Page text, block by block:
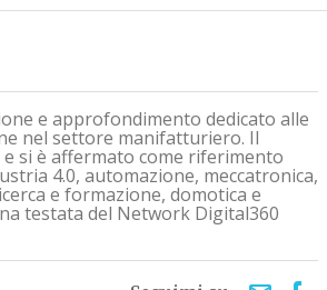
e approfondimento dedicato alle
nel settore manifatturiero. Il
si è affermato come riferimento
4.0, automazione, meccatronica,
e formazione, domotica e
testata del Network Digital360